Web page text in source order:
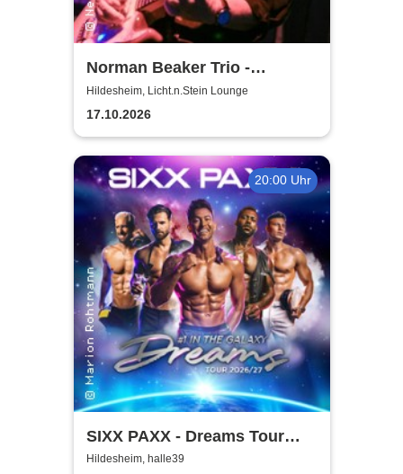
Norman Beaker Trio -
Licht.n.Stein Lounge
Hildesheim, Licht.n.Stein Lounge
17.10.2026
20:00 Uhr
SIXX PAXX - Dreams Tour
2026/27
Hildesheim, halle39